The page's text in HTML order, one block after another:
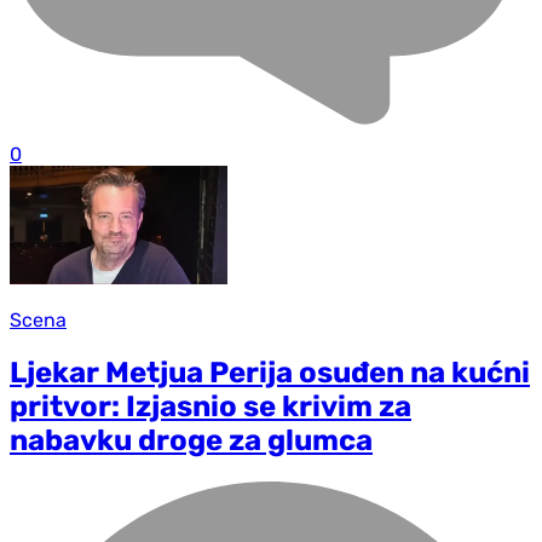
0
Scena
Ljekar Metjua Perija osuđen na kućni
pritvor: Izjasnio se krivim za
nabavku droge za glumca